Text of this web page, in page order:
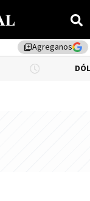
library_addAgreganos
DÓLAR BNA